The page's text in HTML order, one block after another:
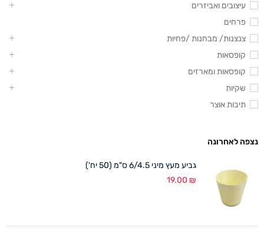
עיצובים ואביזרים
פרחים
צנצנות/ מבחנות /פחיות
קופסאות
קופסאות ומארזים
שקיות
תיבות אוצר
נצפה לאחרונה
גביע מעץ מיני 6/4.5 ס"מ (50 יח')
19.00 ₪